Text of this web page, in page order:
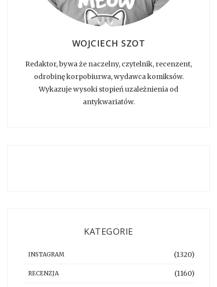
WOJCIECH SZOT
Redaktor, bywa że naczelny, czytelnik, recenzent,
odrobinę korpobiurwa, wydawca komiksów.
Wykazuje wysoki stopień uzależnienia od
antykwariatów.
KATEGORIE
INSTAGRAM (1320)
RECENZJA (1160)